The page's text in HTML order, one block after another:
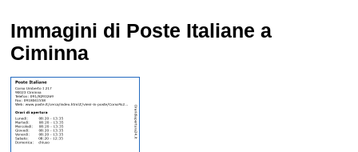
Immagini di Poste Italiane a
Ciminna